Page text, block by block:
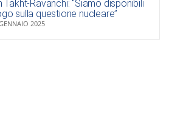
Ravanchi: “Siamo disponibili
sulla questione nucleare”
2025